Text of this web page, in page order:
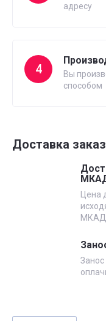
адресу
4
Вы
способом
Доставка
МКАД
Занос